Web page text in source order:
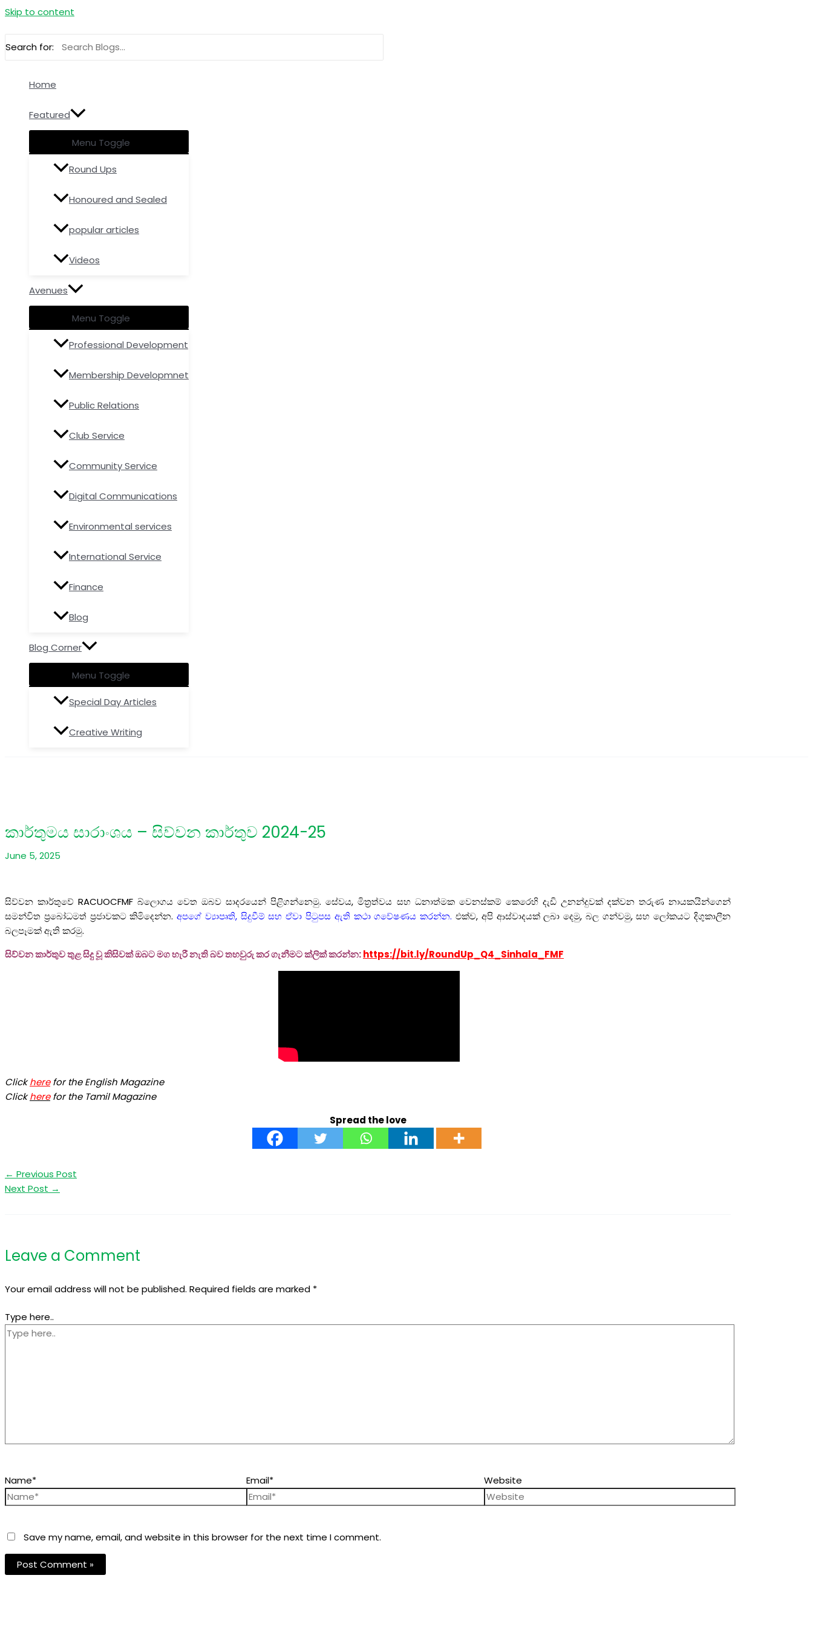
Skip to content
Search for:
Home
Featured
Menu Toggle
Round Ups
Honoured and Sealed
popular articles
Videos
Avenues
Menu Toggle
Professional Development
Membership Developmnet
Public Relations
Club Service
Community Service
Digital Communications
Environmental services
International Service
Finance
Blog
Blog Corner
Menu Toggle
Special Day Articles
Creative Writing
කාර්තුමය සාරාංශය – සිව්වන කාර්තුව 2024-25
June 5, 2025
සිව්වන කාර්තුවේ RACUOCFMF බ්ලොගය වෙත ඔබව සාදරයෙන් පිළිගන්නෙමු. සේවය, මිත්‍රත්වය සහ ධනාත්මක වෙනස්කම් කෙරෙහි දැඩි උනන්දුවක් දක්වන තරුණ නායකයින්ගෙන්
සමන්විත ප්‍රබෝධමත් ප්‍රජාවකට කිමිදෙන්න.අපගේ ව්‍යාපෘති, සිදුවීම් සහ ඒවා පිටුපස ඇති කථා ගවේෂණය කරන්න. එක්ව, අපි ආස්වාදයක් ලබා දෙමු, බල ගන්වමු, සහ ලෝකයට දිගුකාලීන
බලපෑමක් ඇති කරමු.
සිව්වන කාර්තුව තුළ සිදු වූ කිසිවක් ඔබට මග හැරී නැති බව තහවුරු කර ගැනීමට ක්ලික් කරන්න:https://bit.ly/RoundUp_Q4_Sinhala_FMF
Clickhere for the English Magazine
Clickherefor the Tamil Magazine
Spread the love
← Previous Post
Next Post →
Leave a Comment
Your email address will not be published. Required fields are marked *
Type here..
Name* Email* Website
Save my name, email, and website in this browser for the next time I comment.